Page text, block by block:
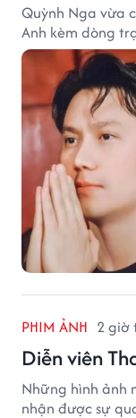
Quỳnh Nga vừa
Anh kèm dòng
PHIM ẢNH 2 giờ
Diễn viên
Những hình ảnh
nhận được sự